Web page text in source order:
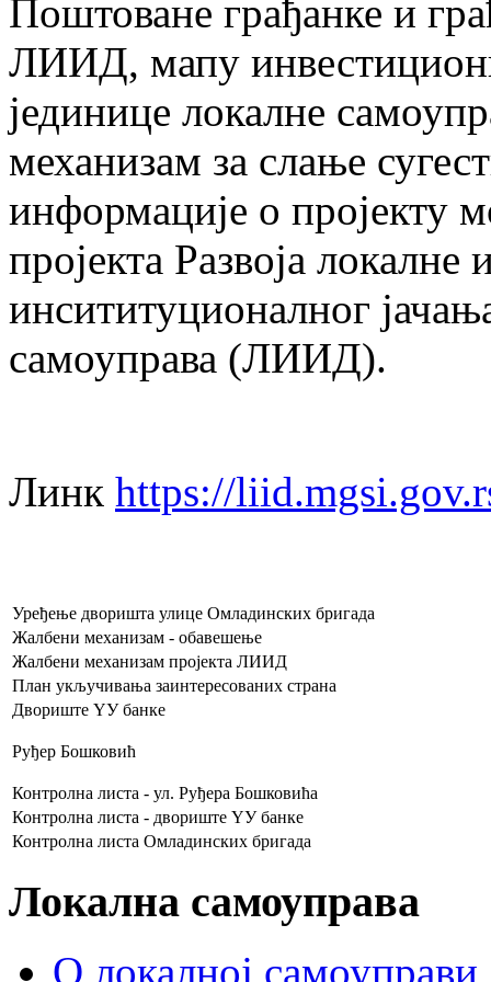
Поштоване грађанке и
ЛИИД, мапу
јединице локалне
механизам за слање
информације о пројекту
пројекта Развоја
инсититуционалног
самоуправа (ЛИИД).
Линк https://
Уређење дворишта улице Омладинских бригада
Жалбени механизам - обавешење
Жалбени механизам пројекта ЛИИД
План укључивања заинтересованих страна
Двориште YУ банке
Руђер Бошковић
Контролна листа - ул. Руђера Бошковића
Контролна листа - двориште YУ банке
Контролна листа Омладинских бригада
Локална самоуправа
О локалној самоуправи